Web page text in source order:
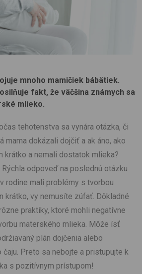
mnoho mamičiek bábätiek.
fakt, že väčšina známych sa
mlieko.
tehotenstva sa vynára otázka, či
mama dokázali dojčiť a ak áno, ako
krátko a nemali dostatok mlieka?
odpoveď na poslednú otázku
rodine mali problémy s tvorbou
krátko, vy nemusíte zúfať. Dôkladné
praktiky, ktoré mohli negatívne
materského mlieka. Môže ísť
plán dojčenia alebo
čaju. Preto sa nebojte a pristupujte k
s pozitívnym prístupom!